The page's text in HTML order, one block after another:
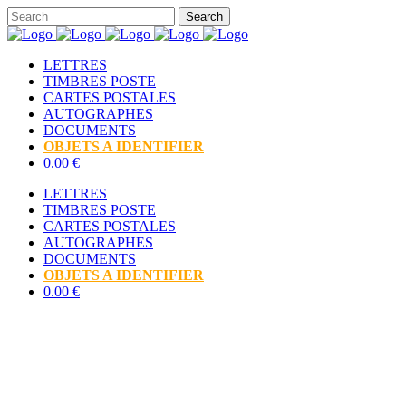
LETTRES
TIMBRES POSTE
CARTES POSTALES
AUTOGRAPHES
DOCUMENTS
OBJETS A IDENTIFIER
0.00 €
LETTRES
TIMBRES POSTE
CARTES POSTALES
AUTOGRAPHES
DOCUMENTS
OBJETS A IDENTIFIER
0.00 €